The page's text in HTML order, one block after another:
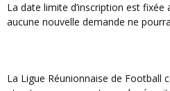
La date limite d’inscription est fixée au 15 juin. Passé ce délai,
aucune nouvelle demande ne
La Ligue Réunionnaise de Football compte sur votre participation